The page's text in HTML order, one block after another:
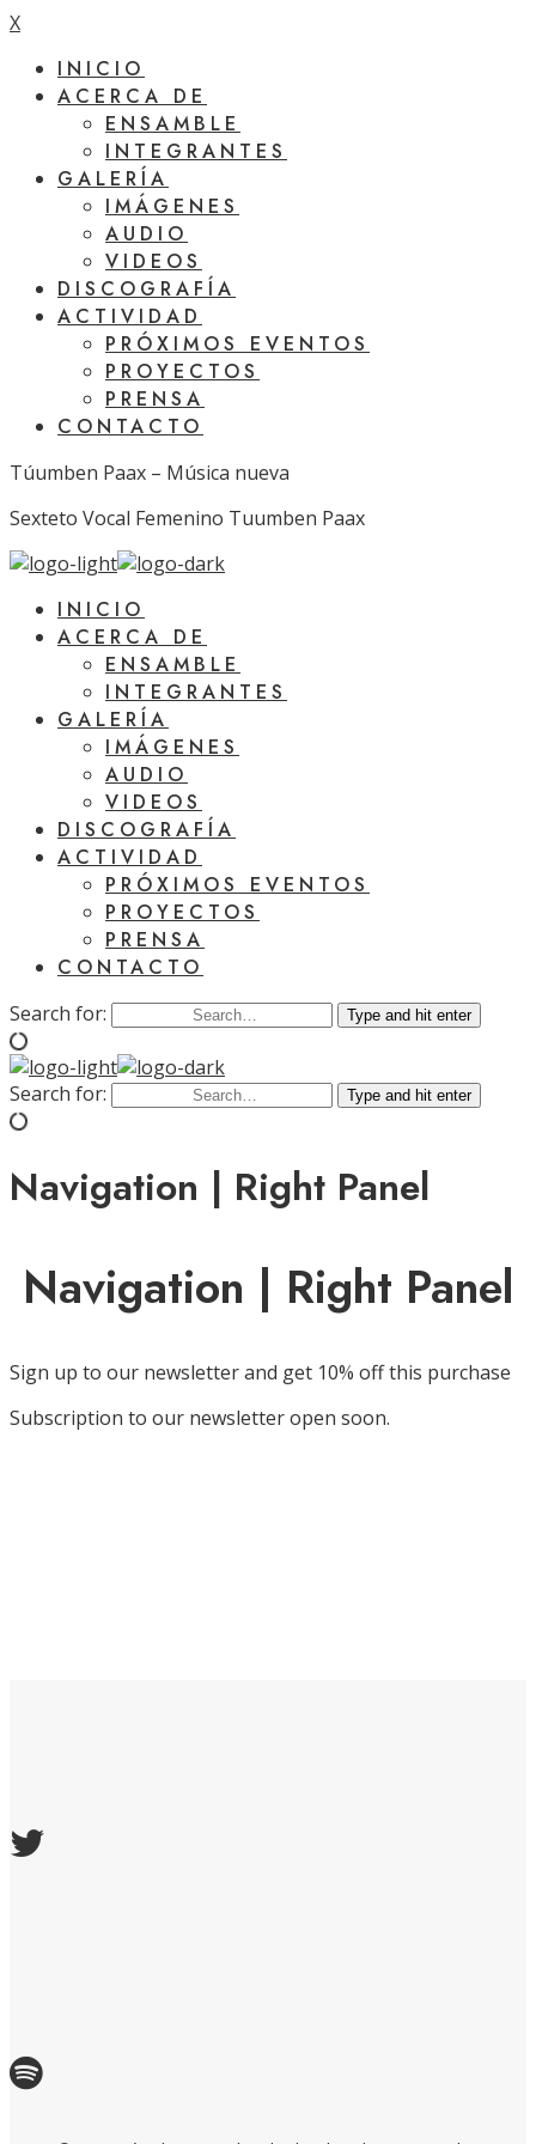
X
INICIO
ACERCA DE
ENSAMBLE
INTEGRANTES
GALERÍA
IMÁGENES
AUDIO
VIDEOS
DISCOGRAFÍA
ACTIVIDAD
PRÓXIMOS EVENTOS
PROYECTOS
PRENSA
CONTACTO
Túumben Paax – Música nueva
Sexteto Vocal Femenino Tuumben Paax
INICIO
ACERCA DE
ENSAMBLE
INTEGRANTES
GALERÍA
IMÁGENES
AUDIO
VIDEOS
DISCOGRAFÍA
ACTIVIDAD
PRÓXIMOS EVENTOS
PROYECTOS
PRENSA
CONTACTO
Search for: Type and hit enter
Search for: Type and hit enter
Navigation | Right Panel
Navigation | Right Panel
Sign up to our newsletter and get 10% off this purchase
Subscription to our newsletter open soon.